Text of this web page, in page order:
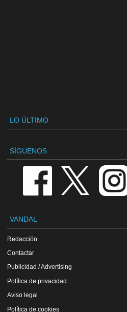
LO ÚLTIMO
SÍGUENOS
VANDAL
Redacción
Contactar
Publicidad / Advertising
Política de privacidad
Aviso legal
Política de cookies